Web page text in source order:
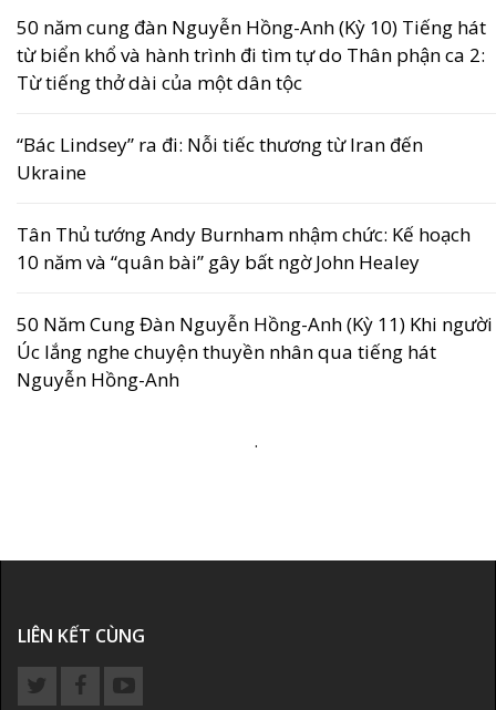
50 năm cung đàn Nguyễn Hồng-Anh (Kỳ 10) Tiếng hát
từ biển khổ và hành trình đi tìm tự do Thân phận ca 2:
Từ tiếng thở dài của một dân tộc
“Bác Lindsey” ra đi: Nỗi tiếc thương từ Iran đến
Ukraine
Tân Thủ tướng Andy Burnham nhậm chức: Kế hoạch
10 năm và “quân bài” gây bất ngờ John Healey
50 Năm Cung Đàn Nguyễn Hồng-Anh (Kỳ 11) Khi người
Úc lắng nghe chuyện thuyền nhân qua tiếng hát
Nguyễn Hồng-Anh
.
LIÊN KẾT CÙNG